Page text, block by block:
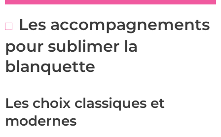
Les accompagnements
pour sublimer la
blanquette
Les choix classiques et
modernes